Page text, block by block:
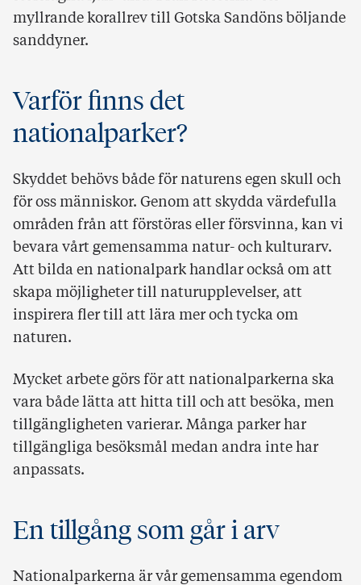
myllrande korallrev till Gotska Sandöns böljande
sanddyner.
Varför finns det
nationalparker?
Skyddet behövs både för naturens egen skull och
för oss människor. Genom att skydda värdefulla
områden från att förstöras eller försvinna, kan vi
bevara vårt gemensamma natur- och kulturarv.
Att bilda en nationalpark handlar också om att
skapa möjligheter till naturupplevelser, att
inspirera fler till att lära mer och tycka om
naturen.
Mycket arbete görs för att nationalparkerna ska
vara både lätta att hitta till och att besöka, men
tillgängligheten varierar. Många parker har
tillgängliga besöksmål medan andra inte har
anpassats.
En tillgång som går i arv
Nationalparkerna är vår gemensamma egendom